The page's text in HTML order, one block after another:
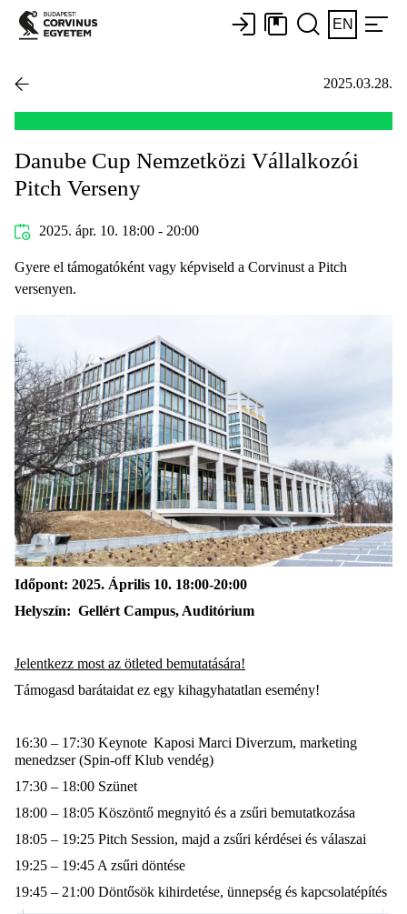
EN
2025.03.28.
Danube Cup Nemzetközi Vállalkozói
Pitch Verseny
2025. ápr. 10. 18:00 - 20:00
Gyere el támogatóként vagy képviseld a Corvinust a Pitch
versenyen.
Időpont: 2025. Április 10. 18:00-20:00
Helyszín: Gellért Campus, Auditórium
Jelentkezz most az ötleted bemutatására!
Támogasd barátaidat ez egy kihagyhatatlan esemény!
16:30 – 17:30 Keynote Kaposi Marci Diverzum, marketing
menedzser (Spin-off Klub vendég)
17:30 – 18:00 Szünet
18:00 – 18:05 Köszöntő megnyitó és a zsűri bemutatkozása
18:05 – 19:25 Pitch Session, majd a zsűri kérdései és válaszai
19:25 – 19:45 A zsűri döntése
19:45 – 21:00 Döntősök kihirdetése, ünnepség és kapcsolatépítés